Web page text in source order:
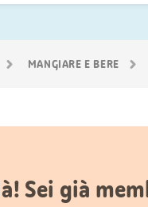
MANGIARE E BERE
Sei già